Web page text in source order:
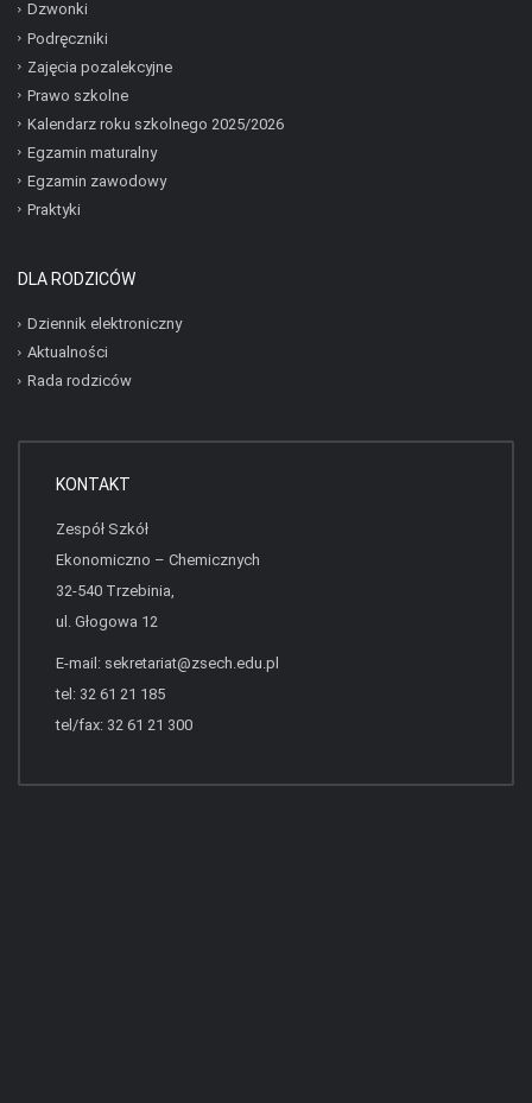
Dzwonki
Podręczniki
Zajęcia pozalekcyjne
Prawo szkolne
Kalendarz roku szkolnego 2025/2026
Egzamin maturalny
Egzamin zawodowy
Praktyki
DLA RODZICÓW
Dziennik elektroniczny
Aktualności
Rada rodziców
KONTAKT
Zespół Szkół
Ekonomiczno – Chemicznych
32-540 Trzebinia,
ul. Głogowa 12
E-mail: sekretariat@zsech.edu.pl
tel: 32 61 21 185
tel/fax: 32 61 21 300